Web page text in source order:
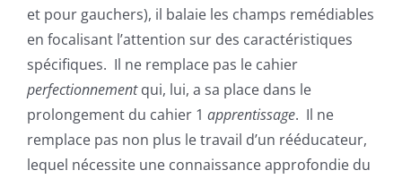
et pour gauchers), il balaie les champs remédiables
en focalisant l’attention sur des caractéristiques
spécifiques. Il ne remplace pas le cahier
perfectionnementqui, lui, a sa place dans le
prolongement du cahier 1 apprentissage. Il ne
remplace pas non plus le travail d’un rééducateur,
lequel nécessite une connaissance approfondie du